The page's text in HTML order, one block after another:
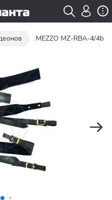
MEZZO MZ-RBA-4/4b